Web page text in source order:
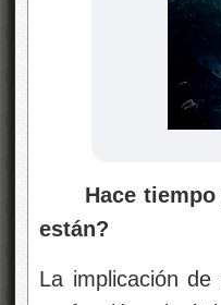
Hace tiempo
están?
La implicación